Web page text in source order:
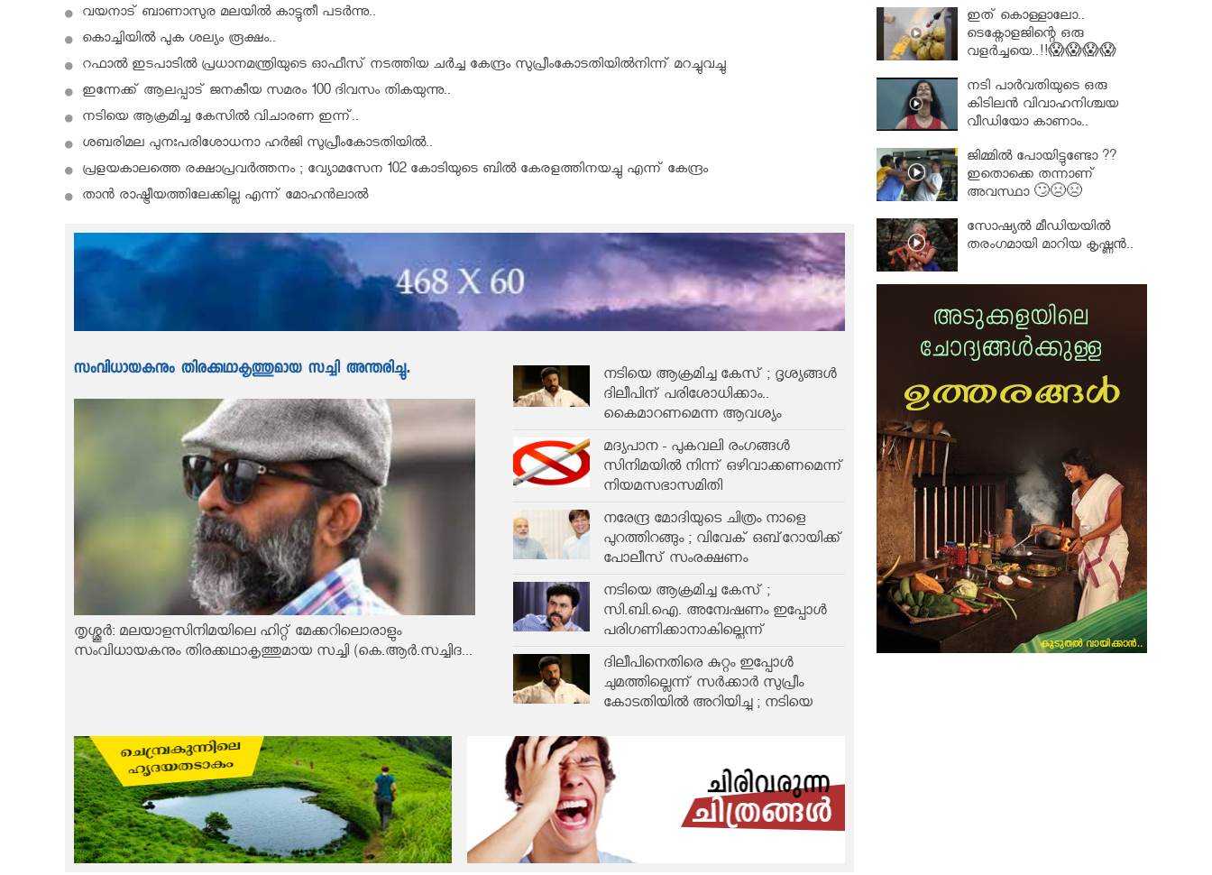
വയനാട് ബാണാസുര മലയില്‍ കാട്ടുതീ പടർന്നു..
കൊച്ചിയിൽ പുക ശല്യം രൂക്ഷം..
റഫാൽ ഇടപാടിൽ പ്രധാനമന്ത്രിയുടെ ഓഫീസ് നടത്തിയ ചർച്ച കേന്ദ്രം സുപ്രീംകോടതിയില്‍നിന്ന് മറച്ചുവച്ചു
ഇന്നേക്ക് ആലപ്പാട് ജനകീയ സമരം 100 ദിവസം തികയുന്നു..
നടിയെ ആക്രമിച്ച കേസിൽ വിചാരണ ഇന്ന്..
ശബരിമല പുനഃപരിശോധനാ ഹർജി സുപ്രീംകോടതിയിൽ..
പ്രളയകാലത്തെ രക്ഷാപ്രവർത്തനം ; വ്യോമസേന 102 കോടിയുടെ ബിൽ കേരളത്തിനയച്ചു എന്ന് കേന്ദ്രം
താന്‍ രാഷ്ട്രീയത്തിലേക്കില്ല എന്ന് മോഹന്‍ലാല്‍
സംവിധായകനും തിരക്കഥാകൃത്തുമായ സച്ചി അന്തരിച്ചു.
തൃശ്ശൂർ: മലയാളസിനിമയിലെ ഹിറ്റ് മേക്കറിലൊരാളും
സംവിധായകനും തിരക്കഥാകൃത്തുമായ സച്ചി (കെ.ആർ.സച്ചിദ...
നടിയെ ആക്രമിച്ച കേസ് ; ദൃശ്യങ്ങള്‍
ദിലീപിന് പരിശോധിക്കാം..
കൈമാറണമെന്ന ആവശ്യം
സുപ്രീംകോടതി തള്ളി!!
മദ്യപാന - പുകവലി രംഗങ്ങള്‍
സിനിമയില്‍ നിന്ന് ഒഴിവാക്കണമെന്ന്
നിയമസഭാസമിതി
നരേന്ദ്ര മോദിയുടെ ചിത്രം നാളെ
പുറത്തിറങ്ങും ; വിവേക് ഒബ്‌റോയിക്ക്
പോലീസ് സംരക്ഷണം
നടിയെ ആക്രമിച്ച കേസ് ;
സി.ബി.ഐ. അന്വേഷണം ഇപ്പോള്‍
പരിഗണിക്കാനാകില്ലെന്ന്
ഹൈക്കോടതി
ദിലീപിനെതിരെ കുറ്റം ഇപ്പോൾ
ചുമത്തില്ലെന്ന് സര്‍ക്കാര്‍ സുപ്രീം
കോടതിയില്‍ അറിയിച്ചു ; നടിയെ
ഇത് കൊള്ളാലോ..
ടെക്നോളജിന്റെ ഒരു
വളർച്ചയെ..!!😱😱😱😱
നടി പാർവതിയുടെ ഒരു
കിടിലൻ വിവാഹനിശ്ചയ
വീഡിയോ കാണാം..
ജിമ്മിൽ പോയിട്ടുണ്ടോ ??
ഇതൊക്കെ തന്നാണ്
അവസ്ഥാ 🙄😣😣
സോഷ്യൽ മീഡിയയിൽ
തരംഗമായി മാറിയ കൃഷ്ണൻ..